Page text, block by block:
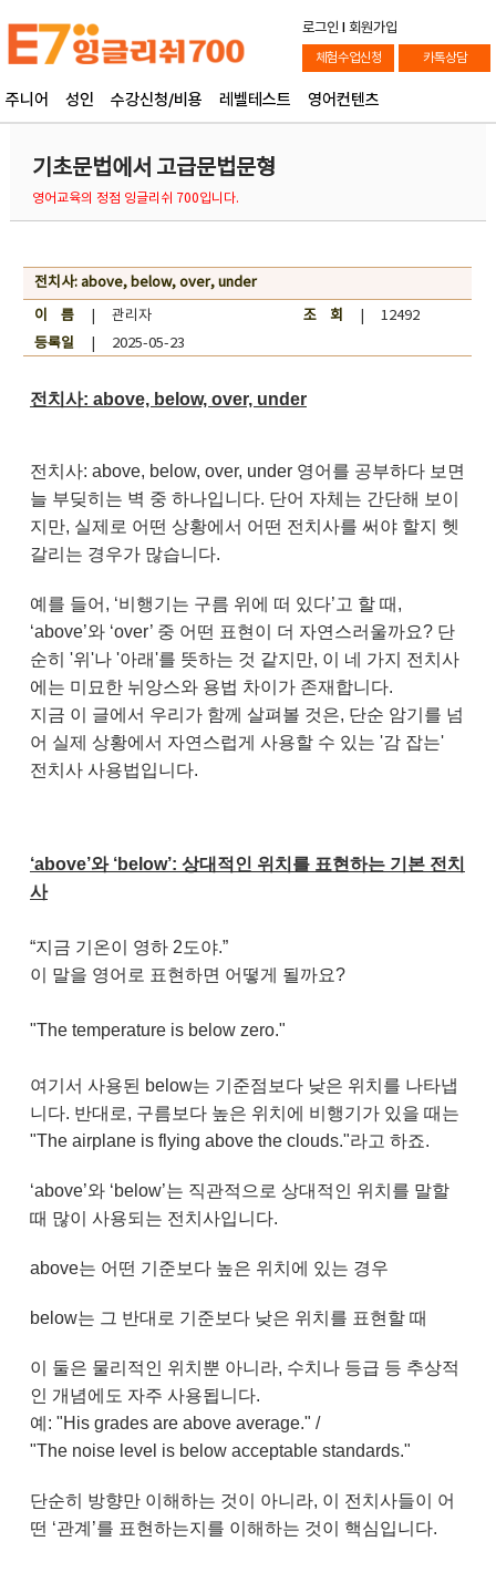
로그인 l 회원가입
체험수업신청 카톡상담
주니어 성인 수강신청/비용 레벨테스트 영어컨텐츠
기초문법에서 고급문법문형
영어교육의 정점 잉글리쉬 700입니다.
전치사: above, below, over, under
이 름| 관리자 조 회
| 12492
등록일| 2025-05-23
전치사: above, below, over, under
전치사: above, below, over, under 영어를 공부하다 보면
늘 부딪히는 벽 중 하나입니다. 단어 자체는 간단해 보이
지만, 실제로 어떤 상황에서 어떤 전치사를 써야 할지 헷
갈리는 경우가 많습니다.
예를 들어, ‘비행기는 구름 위에 떠 있다’고 할 때,
‘above’와 ‘over’ 중 어떤 표현이 더 자연스러울까요? 단
순히 '위'나 '아래'를 뜻하는 것 같지만, 이 네 가지 전치사
에는 미묘한 뉘앙스와 용법 차이가 존재합니다.
지금 이 글에서 우리가 함께 살펴볼 것은, 단순 암기를 넘
어 실제 상황에서 자연스럽게 사용할 수 있는 '감 잡는'
전치사 사용법입니다.
‘above’와 ‘below’: 상대적인 위치를 표현하는 기본 전치
사
“지금 기온이 영하 2도야.”
이 말을 영어로 표현하면 어떻게 될까요?
"The temperature is below zero."
여기서 사용된 below는 기준점보다 낮은 위치를 나타냅
니다. 반대로, 구름보다 높은 위치에 비행기가 있을 때는
"The airplane is flying above the clouds."라고 하죠.
‘above’와 ‘below’는 직관적으로 상대적인 위치를 말할
때 많이 사용되는 전치사입니다.
above는 어떤 기준보다 높은 위치에 있는 경우
below는 그 반대로 기준보다 낮은 위치를 표현할 때
이 둘은 물리적인 위치뿐 아니라, 수치나 등급 등 추상적
인 개념에도 자주 사용됩니다.
예: "His grades are above average." /
"The noise level is below acceptable standards."
단순히 방향만 이해하는 것이 아니라, 이 전치사들이 어
떤 ‘관계’를 표현하는지를 이해하는 것이 핵심입니다.